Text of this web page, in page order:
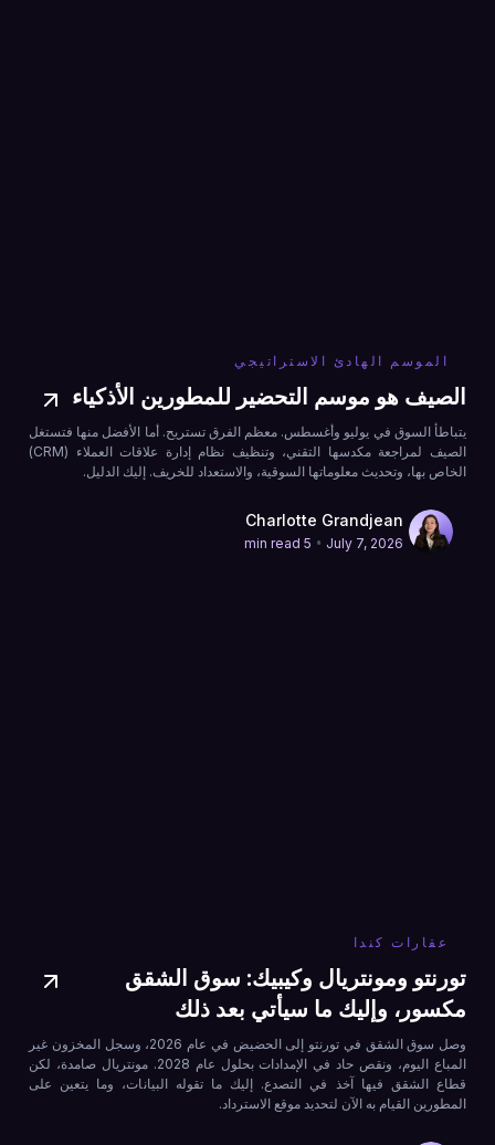
الموسم الهادئ الاستراتيجي
الصيف هو موسم التحضير للمطورين الأذكياء
يتباطأ السوق في يوليو وأغسطس. معظم الفرق تستريح. أما الأفضل منها فتستغل
الصيف لمراجعة مكدسها التقني، وتنظيف نظام إدارة علاقات العملاء (CRM)
الخاص بها، وتحديث معلوماتها السوقية، والاستعداد للخريف. إليك الدليل.
Charlotte Grandjean
July 7, 2026
•
5 min read
عقارات كندا
تورنتو ومونتريال وكيبيك: سوق الشقق
مكسور، وإليك ما سيأتي بعد ذلك
وصل سوق الشقق في تورنتو إلى الحضيض في عام 2026، وسجل المخزون غير
المباع اليوم، ونقص حاد في الإمدادات بحلول عام 2028. مونتريال صامدة، لكن
قطاع الشقق فيها آخذ في التصدع. إليك ما تقوله البيانات، وما يتعين على
المطورين القيام به الآن لتحديد موقع الاسترداد.